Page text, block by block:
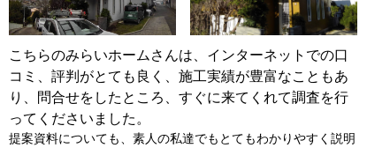
こちらのみらいホームさんは、インターネットでの口
コミ、評判がとても良く、施工実績が豊富なこともあ
り、問合せをしたところ、すぐに来てくれて調査を行
ってくださいました。
提案資料についても、素人の私達でもとてもわかりやすく説明